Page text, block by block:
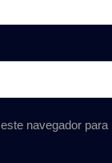
navegador